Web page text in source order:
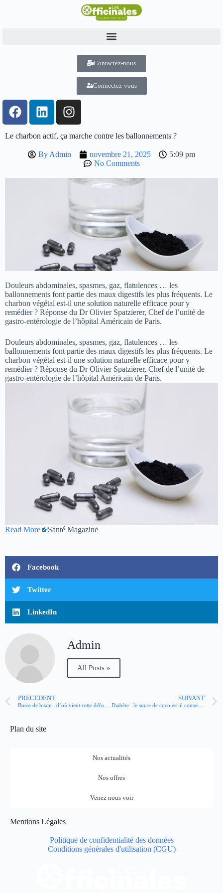
Contactez-nous
Connectez-vous
Le charbon actif, ça marche contre les ballonnements ?
By Admin novembre 21, 2025
5:09 pm
No Comments
Douleurs abdominales, spasmes, gaz, flatulences … les
ballonnements font partie des maux digestifs les plus fréquents. Le
charbon végétal est-il une solution naturelle efficace pour y
remédier ? Réponse du Dr Olivier Spatzierer, Chef de l’unité de
gastro-entérologie de l’hôpital Américain de Paris.
Douleurs abdominales, spasmes, gaz, flatulences … les
ballonnements font partie des maux digestifs les plus fréquents. Le
charbon végétal est-il une solution naturelle efficace pour y
remédier ? Réponse du Dr Olivier Spatzierer, Chef de l’unité de
gastro-entérologie de l’hôpital Américain de Paris.
Read More Santé Magazine
Facebook
Twitter
LinkedIn
Admin
All Posts »
PRÉCÉDENT SUIVANT
Plan du site
Nos actualités
Nos offres
Venez nous voir
Mentions Légales
Politique de confidentialité des données
Conditions générales d'utilisation (CGU)